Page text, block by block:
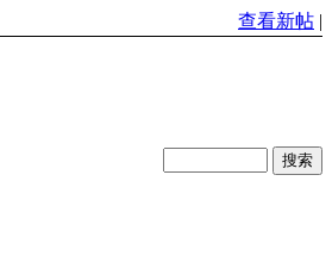
查看新帖 |